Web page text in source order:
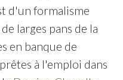
d'un formalisme
larges pans de la
en banque de
à l'emploi dans